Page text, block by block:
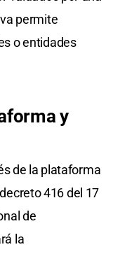
permite
o entidades
y
de la plataforma
416 del 17
de
la